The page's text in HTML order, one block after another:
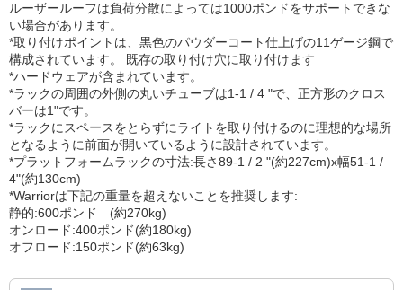
ルーザールーフは負荷分散によっては1000ポンドをサポートできな
い場合があります。
*取り付けポイントは、黒色のパウダーコート仕上げの11ゲージ鋼で
構成されています。 既存の取り付け穴に取り付けます
*ハードウェアが含まれています。
*ラックの周囲の外側の丸いチューブは1-1 / 4 "で、正方形のクロス
バーは1"です。
*ラックにスペースをとらずにライトを取り付けるのに理想的な場所
となるように前面が開いているように設計されています。
*プラットフォームラックの寸法:長さ89-1 / 2 "(約227cm)x幅51-1 /
4"(約130cm)
*Warriorは下記の重量を超えないことを推奨します:
静的:600ポンド (約270kg)
オンロード:400ポンド(約180kg)
オフロード:150ポンド(約63kg)